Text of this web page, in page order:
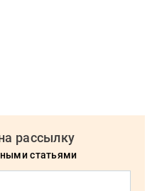
рассылку
статьями